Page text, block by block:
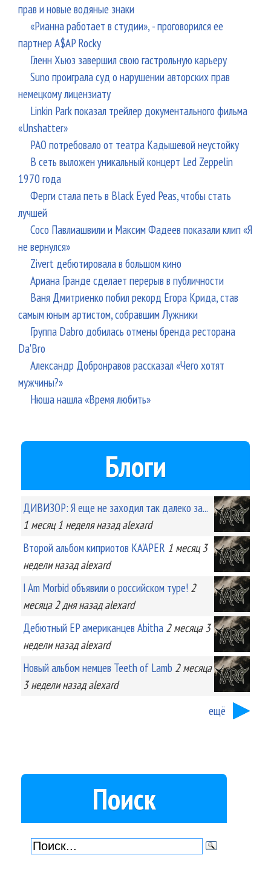
прав и новые водяные знаки
«Рианна работает в студии», - проговорился ее
партнер A$AP Rocky
Гленн Хьюз завершил свою гастрольную карьеру
Suno проиграла суд о нарушении авторских прав
немецкому лицензиату
Linkin Park показал трейлер документального фильма
«Unshatter»
РАО потребовало от театра Кадышевой неустойку
В сеть выложен уникальный концерт Led Zeppelin
1970 года
Ферги стала петь в Black Eyed Peas, чтобы стать
лучшей
Сосо Павлиашвили и Максим Фадеев показали клип «Я
не вернулся»
Zivert дебютировала в большом кино
Ариана Гранде сделает перерыв в публичности
Ваня Дмитриенко побил рекорд Егора Крида, став
самым юным артистом, собравшим Лужники
Группа Dabro добилась отмены бренда ресторана
Da'Bro
Александр Добронравов рассказал «Чего хотят
мужчины?»
Нюша нашла «Время любить»
Блоги
ДИВИЗОР: Я еще не заходил так далеко за...
1 месяц 1 неделяназад alexard
Второй альбом киприотов KA'APER 1 месяц 3
неделиназад alexard
I Am Morbid объявили о российском туре! 2
месяца 2 дняназад alexard
Дебютный EP американцев Abitha 2 месяца 3
неделиназад alexard
Новый альбом немцев Teeth of Lamb 2 месяца
3 неделиназад alexard
ещё
Поиск